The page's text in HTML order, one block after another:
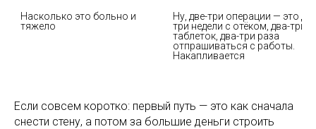
Насколько это больно и
тяжело
Ну, две-три операции — это
три недели с отёком, два-три
таблеток, два-три раза
отпрашиваться с работы.
Накапливается
Если совсем коротко: первый путь — это как сначала
снести стену, а потом за большие деньги строить